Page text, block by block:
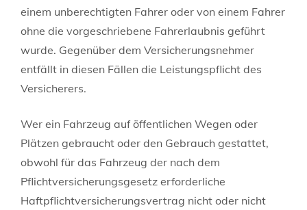
einem unberechtigten Fahrer oder von einem Fahrer
ohne die vorgeschriebene Fahrerlaubnis geführt
wurde. Gegenüber dem Versicherungsnehmer
entfällt in diesen Fällen die Leistungspflicht des
Versicherers.
Wer ein Fahrzeug auf öffentlichen Wegen oder
Plätzen gebraucht oder den Gebrauch gestattet,
obwohl für das Fahrzeug der nach dem
Pflichtversicherungsgesetz erforderliche
Haftpflichtversicherungsvertrag nicht oder nicht